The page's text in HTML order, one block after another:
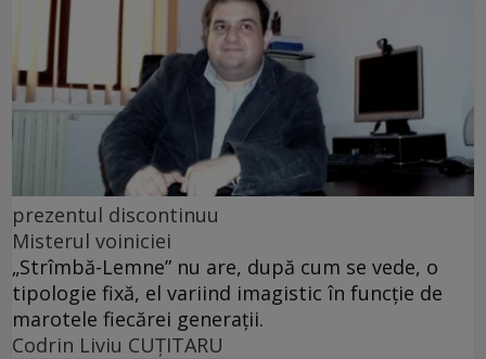
prezentul discontinuu
Misterul voiniciei
„Strîmbă-Lemne” nu are, după cum se vede, o
tipologie fixă, el variind imagistic în funcţie de
marotele fiecărei generaţii.
Codrin Liviu CUŢITARU